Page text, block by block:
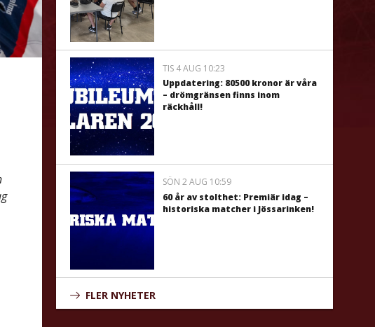
TIS 4 AUG 10:23
Uppdatering: 80500 kronor är våra
– drömgränsen finns inom
räckhåll!
SÖN 2 AUG 10:59
60 år av stolthet: Premiär idag –
historiska matcher i Jössarinken!
FLER NYHETER